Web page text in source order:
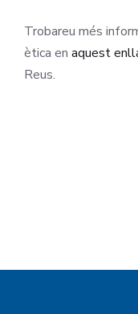
Trobareu més
ètica en aquest
Reus.